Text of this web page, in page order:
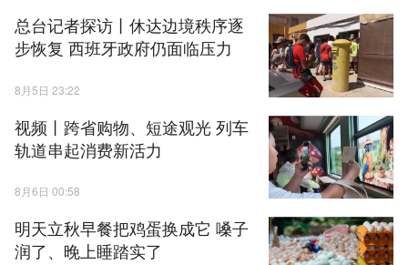
总台记者探访丨休达边境秩序逐
步恢复 西班牙政府仍面临压力
8月5日 23:22
视频丨跨省购物、短途观光 列车
轨道串起消费新活力
8月6日 00:58
明天立秋早餐把鸡蛋换成它 嗓子
润了、晚上睡踏实了